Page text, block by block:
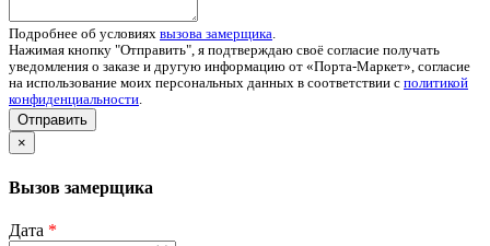
Подробнее об условиях вызова замерщика.
Нажимая кнопку "Отправить", я подтверждаю своё согласие получать
уведомления о заказе и другую информацию от «Порта-Маркет», согласие
на использование моих персональных данных в соответствии с политикой
конфиденциальности.
Отправить
×
Вызов замерщика
Дата *